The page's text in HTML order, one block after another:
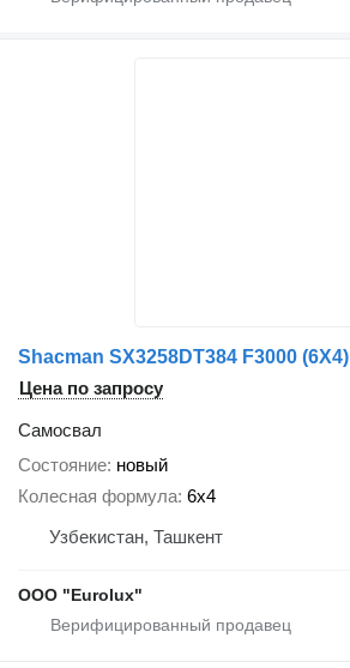
Shacman SX3258DТ384 F3000 (6X4)
Цена по запросу
Самосвал
Состояние новый
Колесная формула 6x4
Узбекистан, Ташкент
ООО "Eurolux"